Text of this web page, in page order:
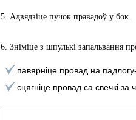
5. Адвядзіце пучок правадоў у бок.
6. Зніміце з шпулькі запальвання
павярніце провад на
сцягніце провад са свечкі за